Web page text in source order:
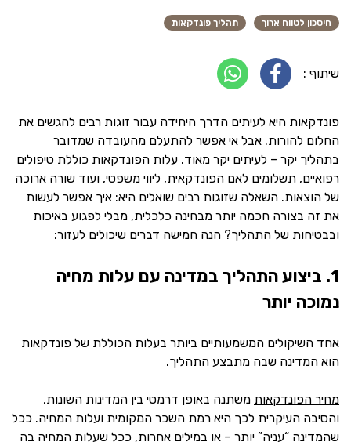
חיסכון לטווח ארוך תהליך פונדקאות
שיתוף :
פונדקאות היא לעיתים הדרך היחידה עבור זוגות רבים להגשים את
החלום להורות. אבל אי אפשר להתעלם מהעובדה שמדובר
בתהליך יקר – לעיתים יקר מאוד. עלות הפונדקאות כוללת טיפולים
רפואיים, תשלומים לאם הפונדקאית, ליווי משפטי, ועוד שורה ארוכה
של הוצאות. השאלה שזוגות רבים שואלים היא: איך אפשר לעשות
את זה בצורה חכמה יותר מבחינה כלכלית, מבלי לפגוע באיכות
ובבטיחות של התהליך? הנה חמישה דברים שיכולים לעזור:
1. ביצוע התהליך במדינה עם עלות מחיה
נמוכה יותר
אחד השיקולים המשמעותיים ביותר בעלות הכוללת של פונדקאות
הוא המדינה שבה מתבצע התהליך.
מחיר הפונדקאות משתנה באופן דרמטי בין המדינות השונות,
והסיבה העיקרית לכך היא רמת השכר המקומית ועלות המחיה. ככל
שהמדינה “עניה” יותר – או במילים אחרות, ככל שעלות המחיה בה